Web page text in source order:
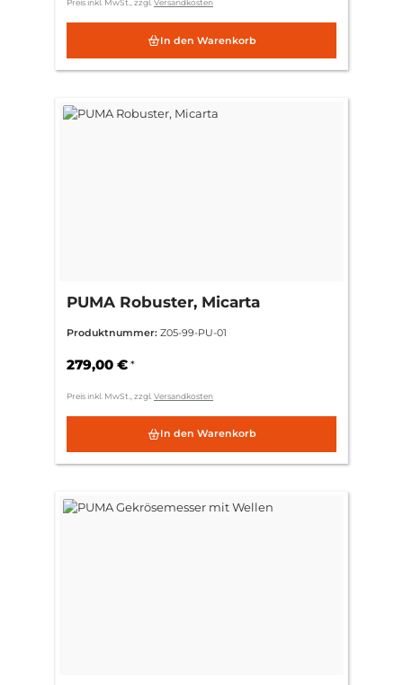
Preis inkl. MwSt., zzgl. Versandkosten
In den Warenkorb
PUMA Robuster, Micarta
Produktnummer: Z05-99-PU-01
279,00 € *
Preis inkl. MwSt., zzgl. Versandkosten
In den Warenkorb